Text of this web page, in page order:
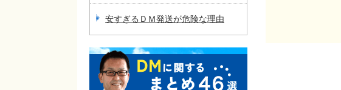
安すぎるＤＭ発送が危険な理由